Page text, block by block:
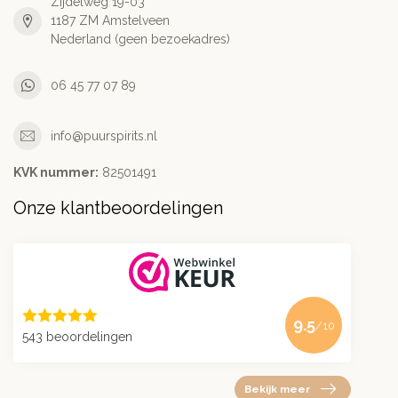
1187 ZM Amstelveen
Nederland (geen bezoekadres)
06 45 77 07 89
info@puurspirits.nl
KVK nummer: 82501491
Onze klantbeoordelingen
543 beoordelingen
9.5/10
Bekijk meer